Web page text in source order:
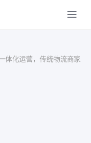
体化运营，传统物流商家